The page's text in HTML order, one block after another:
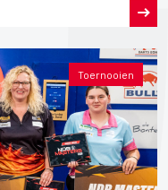
Toernooien